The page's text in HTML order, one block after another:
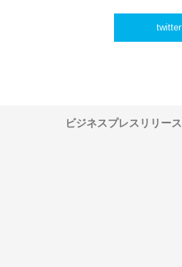
twitter
ビジネスプレスリリース